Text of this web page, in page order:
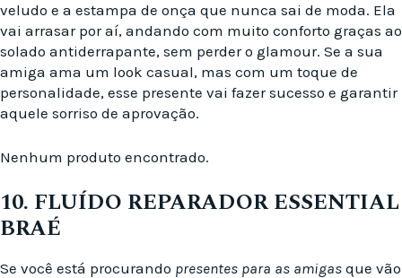
veludo e a estampa de onça que nunca sai de moda. Ela
vai arrasar por aí, andando com muito conforto graças ao
solado antiderrapante, sem perder o glamour. Se a sua
amiga ama um look casual, mas com um toque de
personalidade, esse presente vai fazer sucesso e garantir
aquele sorriso de aprovação.
Nenhum produto encontrado.
10. FLUÍDO REPARADOR ESSENTIAL
BRAÉ
Se você está procurando presentes para as amigas que vão